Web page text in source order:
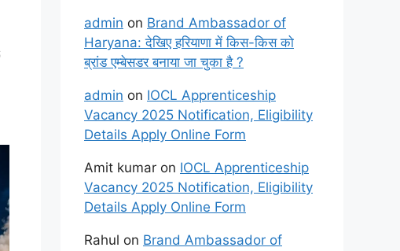
admin on Brand Ambassador of
Haryana: देखिए हरियाणा में किस-किस को
ब्रांड एम्बेसडर बनाया जा चुका है ?
admin on IOCL Apprenticeship
Vacancy 2025 Notification, Eligibility
Details Apply Online Form
Amit kumar on IOCL Apprenticeship
Vacancy 2025 Notification, Eligibility
Details Apply Online Form
Rahul on Brand Ambassador of